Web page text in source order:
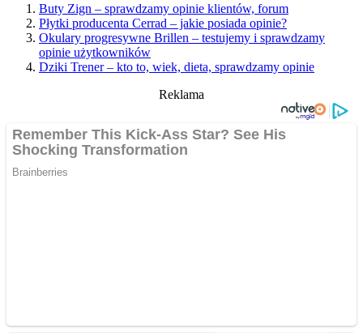
Buty Zign – sprawdzamy opinie klientów, forum
Płytki producenta Cerrad – jakie posiada opinie?
Okulary progresywne Brillen – testujemy i sprawdzamy
opinie użytkowników
Dziki Trener – kto to, wiek, dieta, sprawdzamy opinie
Reklama